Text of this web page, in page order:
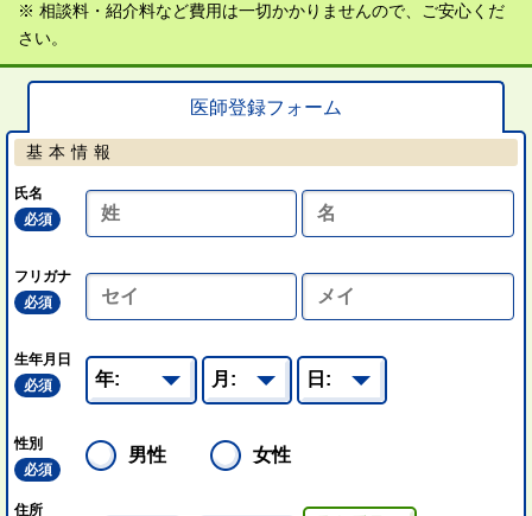
※ 相談料・紹介料など費用は一切かかりませんので、ご安心くだ
さい。
医師登録フォーム
基本情報
氏名
必須
フリガナ
必須
生年月日
必須
性別
必須
男性 女性
住所